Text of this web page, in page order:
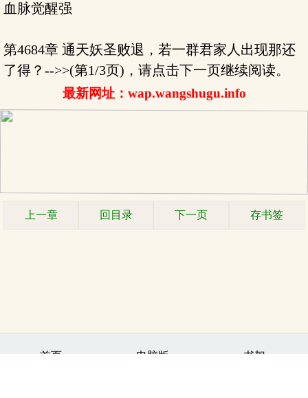
血脉觉醒强
第4684章 通天妖圣败退，若一群君家人出现那还
了得？-->>(第1/3页)，请点击下一页继续阅读。
最新网址：wap.wangshugu.info
上一章 回目录 下一页 存书签
首页 电脑版 书架